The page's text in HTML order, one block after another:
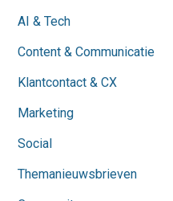
AI & Tech
Content & Communicatie
Klantcontact & CX
Marketing
Social
Themanieuwsbrieven